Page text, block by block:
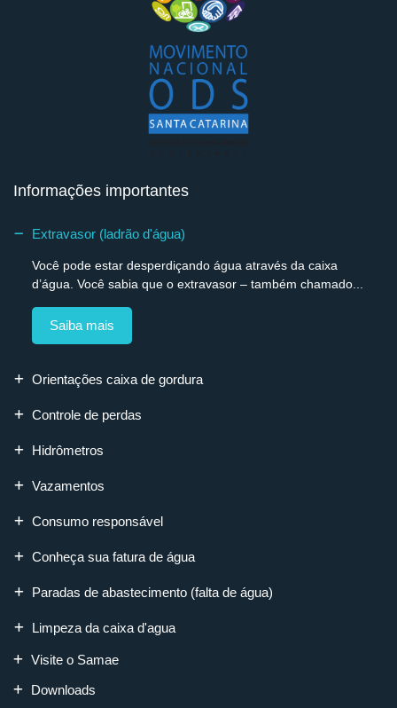
Informações importantes
Extravasor (ladrão d'água)
Você pode estar desperdiçando água através da caixa
d’água. Você sabia que o extravasor – também chamado...
Saiba mais
Orientações caixa de gordura
Controle de perdas
Hidrômetros
Vazamentos
Consumo responsável
Conheça sua fatura de água
Paradas de abastecimento (falta de água)
Limpeza da caixa d'agua
Visite o Samae
Downloads